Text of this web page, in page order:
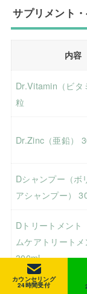
カウンセリング
24時間受付
サプリメント
内容
Dr.Vitamin（ビタ
粒
Dr.Zinc（亜鉛）
Dシャンプー（ボ
アシャンプー）
Dトリートメント
ムケアトリートメ
300ml